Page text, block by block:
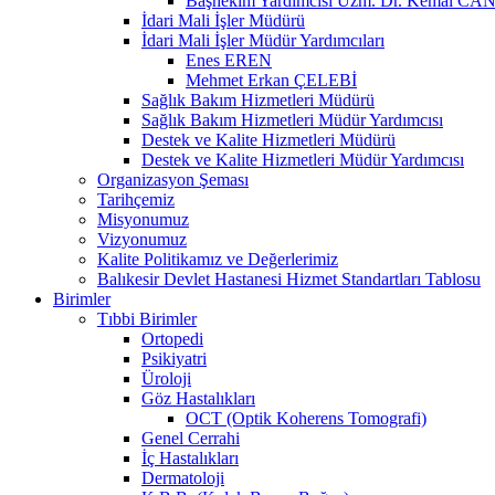
İdari Mali İşler Müdürü
İdari Mali İşler Müdür Yardımcıları
Enes EREN
Mehmet Erkan ÇELEBİ
Sağlık Bakım Hizmetleri Müdürü
Sağlık Bakım Hizmetleri Müdür Yardımcısı
Destek ve Kalite Hizmetleri Müdürü
Destek ve Kalite Hizmetleri Müdür Yardımcısı
Organizasyon Şeması
Tarihçemiz
Misyonumuz
Vizyonumuz
Kalite Politikamız ve Değerlerimiz
Balıkesir Devlet Hastanesi Hizmet Standartları Tablosu
Birimler
Tıbbi Birimler
Ortopedi
Psikiyatri
Üroloji
Göz Hastalıkları
OCT (Optik Koherens Tomografi)
Genel Cerrahi
İç Hastalıkları
Dermatoloji